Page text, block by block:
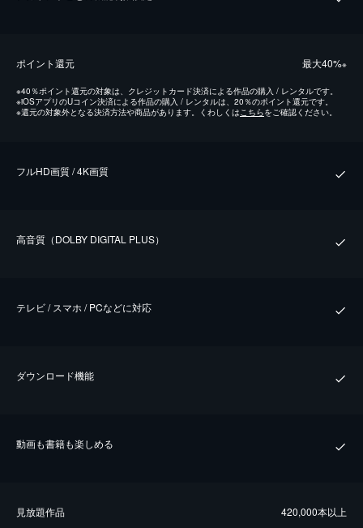
ポイント還元 最⼤40%※
※40％ポイント還元の対象は、クレジットカード決済による作品の購入 / レンタルです。
※iOSアプリのUコイン決済による作品の購入 / レンタルは、20％のポイント還元です。
※還元の対象外となる決済方法や商品があります。くわしくはこちらをご確認ください。
フルHD画質 / 4K画質
⾼⾳質（DOLBY DIGITAL PLUS）
テレビ / スマホ / PCなどに対応
ダウンロード機能
動画も書籍も楽しめる
⾒放題作品 420,000本以上